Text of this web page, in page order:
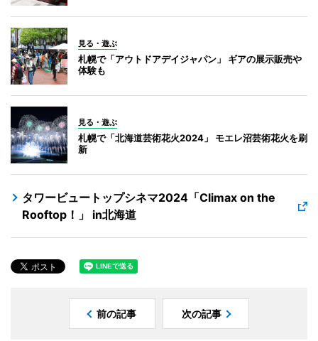
見る・遊ぶ
札幌で「アウトドアデイジャパン」 ギアの展示販売や
体験も
見る・遊ぶ
札幌で「北海道芸術花火2024」 モエレ沼芸術花火を刷
新
タワービュートップシネマ2024「Climax on the
Rooftop！」 in北海道
前の記事 次の記事